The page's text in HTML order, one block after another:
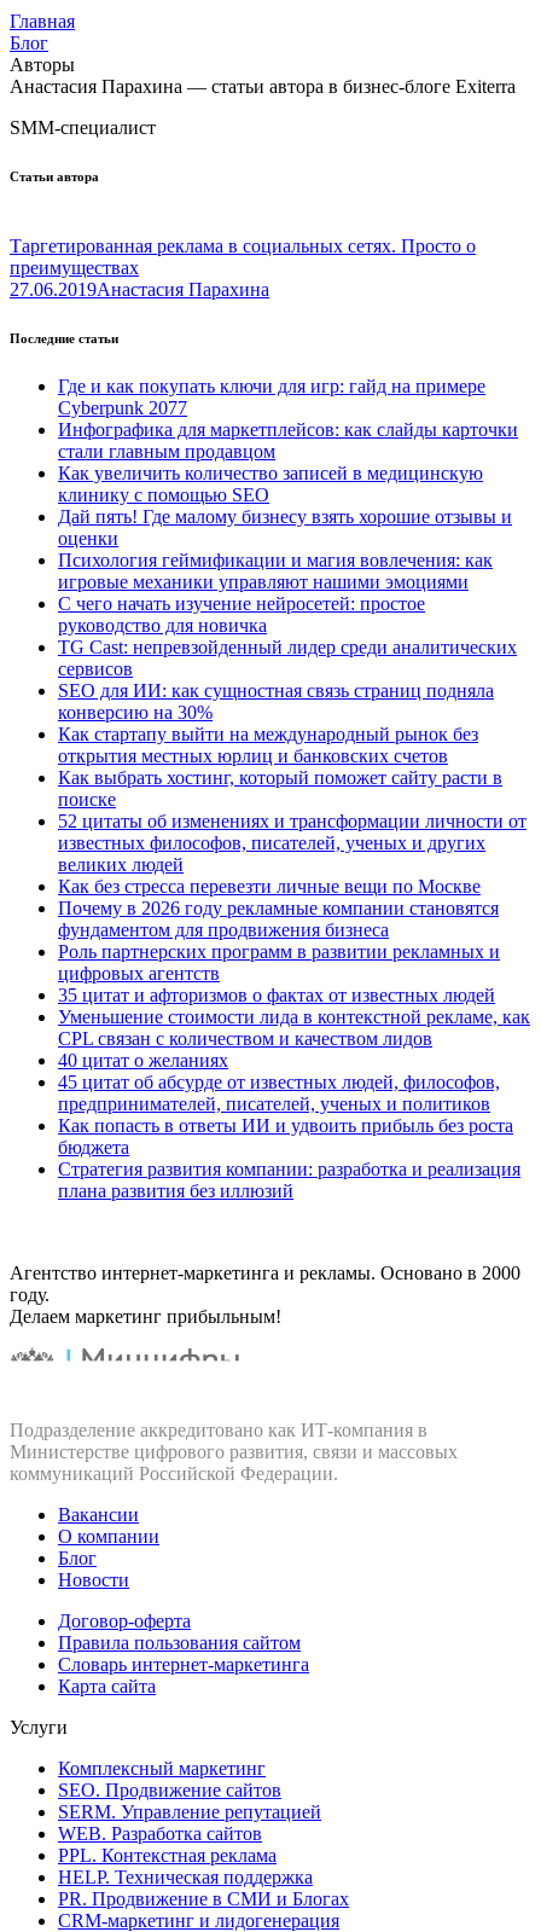
Главная
Блог
Авторы
Анастасия Парахина — статьи автора в бизнес-блоге Exiterra
SMM-специалист
Статьи автора
Таргетированная реклама в социальных сетях. Просто о
преимуществах
27.06.2019Анастасия Парахина
Последние статьи
Где и как покупать ключи для игр: гайд на примере
Cyberpunk 2077
Инфографика для маркетплейсов: как слайды карточки
стали главным продавцом
Как увеличить количество записей в медицинскую
клинику с помощью SEO
Дай пять! Где малому бизнесу взять хорошие отзывы и
оценки
Психология геймификации и магия вовлечения: как
игровые механики управляют нашими эмоциями
С чего начать изучение нейросетей: простое
руководство для новичка
TG Cast: непревзойденный лидер среди аналитических
сервисов
SEO для ИИ: как сущностная связь страниц подняла
конверсию на 30%
Как стартапу выйти на международный рынок без
открытия местных юрлиц и банковских счетов
Как выбрать хостинг, который поможет сайту расти в
поиске
52 цитаты об изменениях и трансформации личности от
известных философов, писателей, ученых и других
великих людей
Как без стресса перевезти личные вещи по Москве
Почему в 2026 году рекламные компании становятся
фундаментом для продвижения бизнеса
Роль партнерских программ в развитии рекламных и
цифровых агентств
35 цитат и афторизмов о фактах от известных людей
Уменьшение стоимости лида в контекстной рекламе, как
CPL связан с количеством и качеством лидов
40 цитат о желаниях
45 цитат об абсурде от известных людей, философов,
предпринимателей, писателей, ученых и политиков
Как попасть в ответы ИИ и удвоить прибыль без роста
бюджета
Стратегия развития компании: разработка и реализация
плана развития без иллюзий
Агентство интернет-маркетинга и рекламы. Основано в 2000
году.
Делаем маркетинг прибыльным!
Подразделение аккредитовано как ИТ‑компания в
Министерстве цифрового развития, связи и массовых
коммуникаций Российской Федерации.
Вакансии
О компании
Блог
Новости
Договор-оферта
Правила пользования сайтом
Словарь интернет-маркетинга
Карта сайта
Услуги
Комплексный маркетинг
SEO. Продвижение сайтов
SERM. Управление репутацией
WEB. Разработка сайтов
PPL. Контекстная реклама
HELP. Техническая поддержка
PR. Продвижение в СМИ и Блогах
CRM-маркетинг и лидогенерация